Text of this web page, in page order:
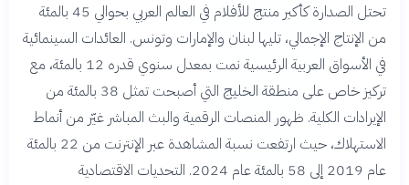
تحتل الصدارة كأكبر منتج للأفلام في العالم العربي بحوالي 45 بالمئة
من الإنتاج الإجمالي، تليها لبنان والإمارات وتونس. العائدات السينمائية
في الأسواق العربية الرئيسية نمت بمعدل سنوي قدره 12 بالمئة، مع
تركيز خاص على منطقة الخليج التي أصبحت تمثل 38 بالمئة من
الإيرادات الكلية. ظهور المنصات الرقمية والبث المباشر غيّر من أنماط
الاستهلاك، حيث ارتفعت نسبة المشاهدة عبر الإنترنت من 22 بالمئة
عام 2019 إلى 58 بالمئة عام 2024. التحديات الاقتصادية